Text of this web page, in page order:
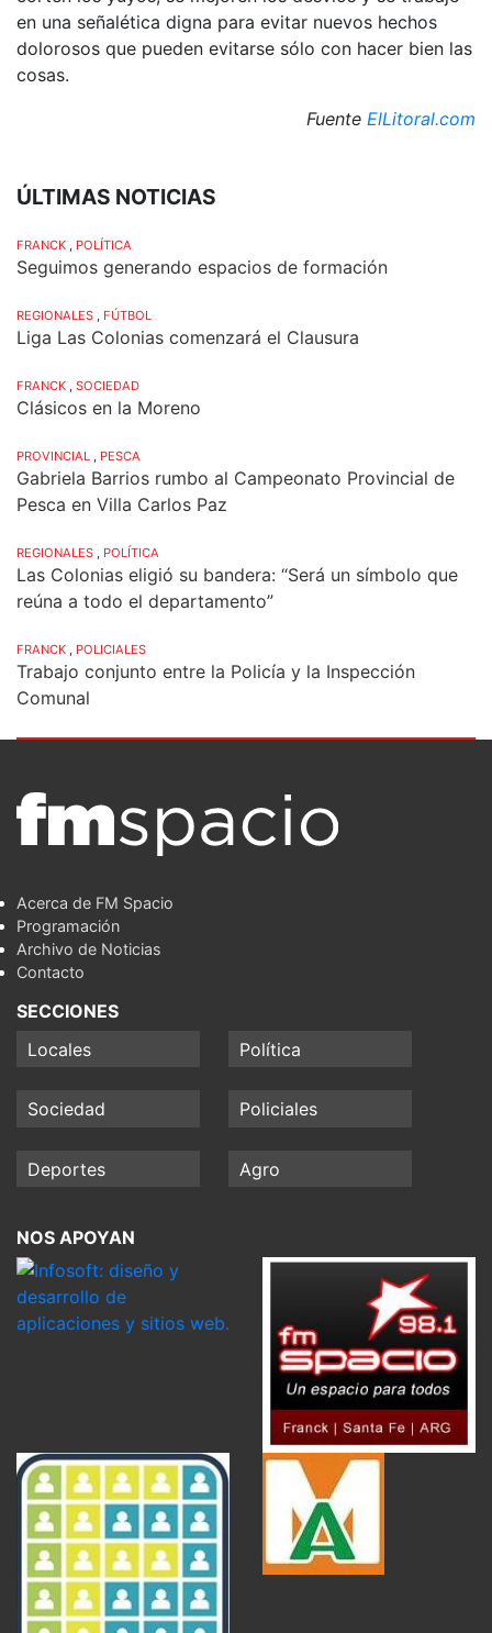
en una señalética digna para evitar nuevos hechos
dolorosos que pueden evitarse sólo con hacer bien las
cosas.
Fuente ElLitoral.com
ÚLTIMAS NOTICIAS
FRANCK , POLÍTICA
Seguimos generando espacios de formación
REGIONALES , FÚTBOL
Liga Las Colonias comenzará el Clausura
FRANCK , SOCIEDAD
Clásicos en la Moreno
PROVINCIAL , PESCA
Gabriela Barrios rumbo al Campeonato Provincial de
Pesca en Villa Carlos Paz
REGIONALES , POLÍTICA
Las Colonias eligió su bandera: “Será un símbolo que
reúna a todo el departamento”
FRANCK , POLICIALES
Trabajo conjunto entre la Policía y la Inspección
Comunal
Acerca de FM Spacio
Programación
Archivo de Noticias
Contacto
SECCIONES
Locales
Política
Sociedad Policiales
Deportes Agro
NOS APOYAN